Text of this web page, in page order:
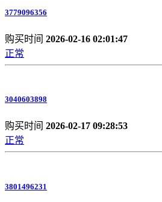
3779096356
购买时间 2026-02-16 02:01:47
正常
3040603898
购买时间 2026-02-17 09:28:53
正常
3801496231